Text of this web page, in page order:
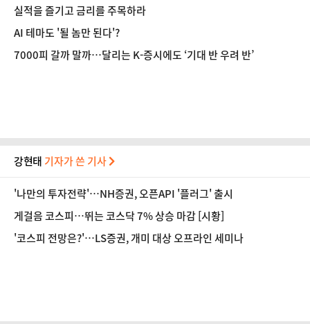
실적을 즐기고 금리를 주목하라
AI 테마도 '될 놈만 된다'?
7000피 갈까 말까…달리는 K-증시에도 ‘기대 반 우려 반’
강현태 기자가 쓴 기사
'나만의 투자전략'…NH증권, 오픈API '플러그' 출시
게걸음 코스피…뛰는 코스닥 7% 상승 마감 [시황]
'코스피 전망은?'…LS증권, 개미 대상 오프라인 세미나